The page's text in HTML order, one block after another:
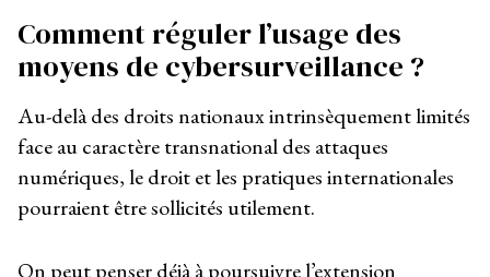
Comment réguler l’usage des
moyens de cybersurveillance ?
Au-delà des droits nationaux intrinsèquement limités
face au caractère transnational des attaques
numériques, le droit et les pratiques internationales
pourraient être sollicités utilement.
On peut penser déjà à poursuivre l’extension